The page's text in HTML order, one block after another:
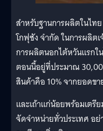
สำหรับฐานการผลิตในไท
โกฟุซัง จำกัด ในการผลิต
การผลิตนอกไต้หวันแรกใ
ตอนนี้อยู่ที่ประมาณ
สินค้าคือ 10% จากยอดขา
และเถ้าแก่น้อยพร้อมเตรี
จัดจำหน่ายทั่วประเทศ อ